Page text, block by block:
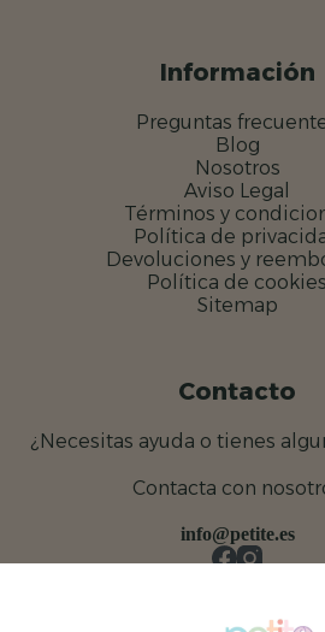
Información
Preguntas
Blog
Nosotros
Aviso Legal
Términos y
Política de
Devoluciones y
Política de cookies
Sitemap
Contacto
¿Necesitas ayuda o tienes
Contacta con
info@petite.es